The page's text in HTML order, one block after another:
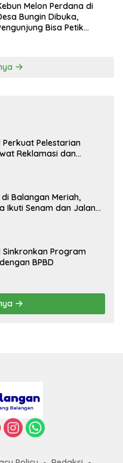
Melon Perdana di
Bungin Dibuka,
Bisa Petik
Pelestarian
Reklamasi dan
Balangan Meriah,
Ikuti Senam dan Jalan
Sinkronkan Program
BPBD